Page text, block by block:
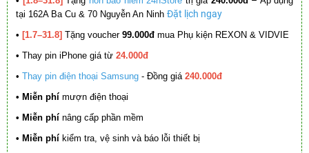
tại 162A Ba Cu & 70 Nguyễn An Ninh Đặt lịch ngay
• [1.7–31.8] Tặng voucher 99.000đ mua Phụ kiện REXON & VIDVIE
• Thay pin iPhone giá từ 24.000đ
• Thay pin điện thoại Samsung - Đồng giá 240.000đ
• Miễn phí mượn điện thoại
• Miễn phí nâng cấp phần mềm
• Miễn phí kiểm tra, vệ sinh và báo lỗi thiết bị